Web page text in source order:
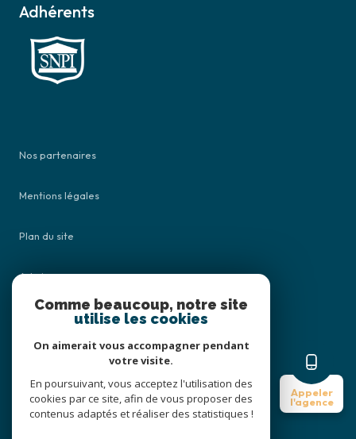
Appeler
l'agence
Adhérents
Nos partenaires
Mentions légales
Plan du site
Admin
Nos honoraires
Cookies
Comme beaucoup, notre site
utilise les cookies
On aimerait vous accompagner pendant
votre visite.
En poursuivant, vous acceptez l'utilisation des
cookies par ce site, afin de vous proposer des
contenus adaptés et réaliser des statistiques !